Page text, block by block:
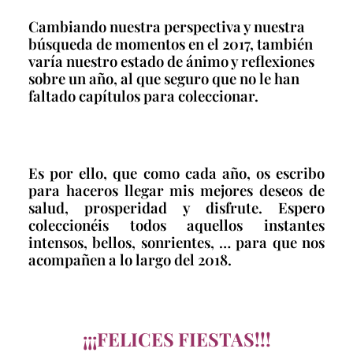
Cambiando nuestra perspectiva y nuestra
búsqueda de momentos en el 2017, también
varía nuestro estado de ánimo y reflexiones
sobre un año, al que seguro que no le han
faltado capítulos para coleccionar.
Es por ello, que como cada año, os escribo
para haceros llegar mis mejores deseos de
salud, prosperidad y disfrute. Espero
coleccionéis todos aquellos instantes
intensos, bellos, sonrientes, … para que nos
acompañen a lo largo del 2018.
¡¡¡FELICES FIESTAS!!!